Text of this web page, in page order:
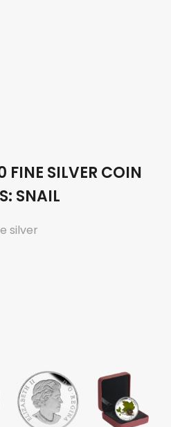
SILVER COIN
SNAIL
silver